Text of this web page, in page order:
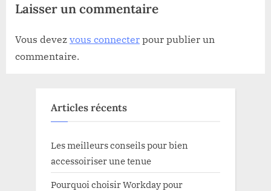
Laisser un commentaire
Vous devez vous connecter pour publier un
commentaire.
Articles récents
Les meilleurs conseils pour bien
accessoiriser une tenue
Pourquoi choisir Workday pour